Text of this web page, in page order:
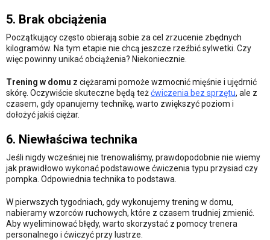
5. Brak obciążenia
Początkujący często obierają sobie za cel zrzucenie zbędnych
kilogramów. Na tym etapie nie chcą jeszcze rzeźbić sylwetki. Czy
więc powinny unikać obciążenia? Niekoniecznie.
Trening w domu z ciężarami pomoże wzmocnić mięśnie i ujędrnić
skórę. Oczywiście skuteczne będą teżćwiczenia bez sprzętu, ale z
czasem, gdy opanujemy technikę, warto zwiększyć poziom i
dołożyć jakiś ciężar.
6. Niewłaściwa technika
Jeśli nigdy wcześniej nie trenowaliśmy, prawdopodobnie nie wiemy
jak prawidłowo wykonać podstawowe ćwiczenia typu przysiad czy
pompka. Odpowiednia technika to podstawa.
W pierwszych tygodniach, gdy wykonujemy trening w domu,
nabieramy wzorców ruchowych, które z czasem trudniej zmienić.
Aby wyeliminować błędy, warto skorzystać z pomocy trenera
personalnego i ćwiczyć przy lustrze.